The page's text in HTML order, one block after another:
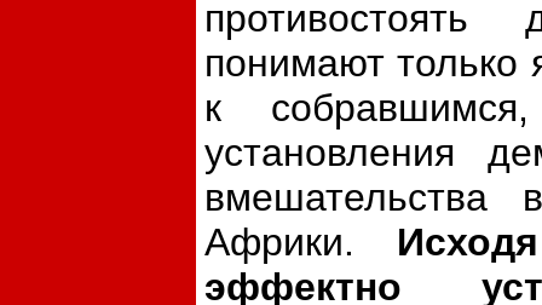
понимают только
к
установления
вмешательства
Африки.
эффектно